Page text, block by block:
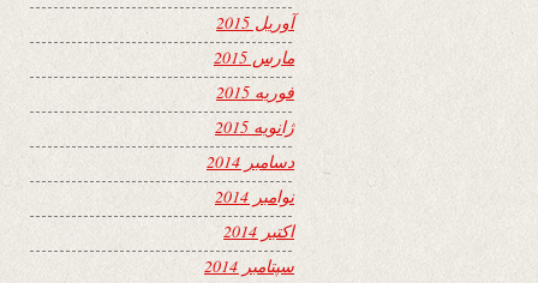
آوریل 2015
مارس 2015
فوریه 2015
ژانویه 2015
دسامبر 2014
نوامبر 2014
اکتبر 2014
سپتامبر 2014